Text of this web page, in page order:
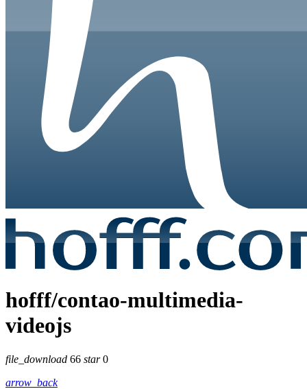
hofff/contao-multimedia-
videojs
file_download 66 star0
arrow_back